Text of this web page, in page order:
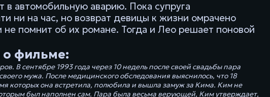
автомобильную аварию. Пока супруга
ни на час, но возврат девицы к жизни омрачено
помнит об их романе. Тогда и Лео решает поновой
фильме:
В сентябре 1993 года через 10 недель после своей свадьбы пара
мужа. После медицинского обследования выяснилось, что 18
которых она встретила, полюбила и вышла замуж за Кима. Ким не
был наполнен сам. Пара была весьма верующей, Ким утверждает,